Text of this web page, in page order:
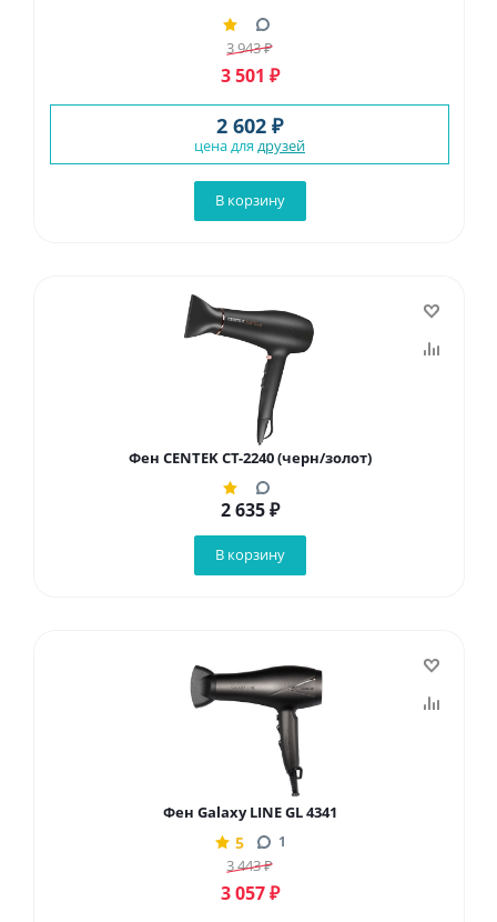
3 943₽
3 501 ₽
2 602 ₽
цена для друзей
В корзину
Фен CENTEK CT-2240 (черн/золот)
2 635₽
В корзину
Фен Galaxy LINE GL 4341
5 1
3 443₽
3 057₽